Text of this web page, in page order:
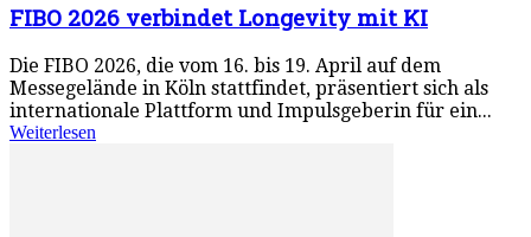
FIBO 2026 verbindet Longevity mit KI
Die FIBO 2026, die vom 16. bis 19. April auf dem
Messegelände in Köln stattfindet, präsentiert sich als
internationale Plattform und Impulsgeberin für ein...
Weiterlesen